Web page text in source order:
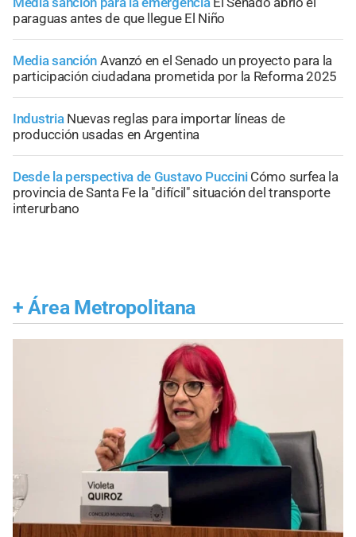
paraguas antes de que llegue El Niño
Media sanción Avanzó en el Senado un proyecto para la
participación ciudadana prometida por la Reforma 2025
Industria Nuevas reglas para importar líneas de
producción usadas en Argentina
Desde la perspectiva de Gustavo Puccini Cómo surfea la
provincia de Santa Fe la "difícil" situación del transporte
interurbano
+ Área Metropolitana